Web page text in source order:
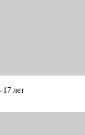
17 лет